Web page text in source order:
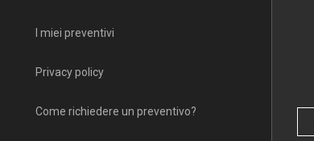
I miei preventivi
Privacy policy
Come richiedere un preventivo?